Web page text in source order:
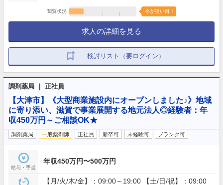
閲覧状況 今が狙い目！
求人の詳細を見る
検討リスト（要ログイン）
調剤薬局 ｜ 正社員
【大津市】《大型商業施設内にオープンしました♪》地域
に寄り添い、滋賀で事業展開する地元法人◎経験者：年
収450万円～ご相談OK★
調剤薬局 一般薬剤師 正社員 新卒可 未経験可 ブランク可
給与・手当
年収450万円〜500万円
【月/火/木/金】：09:00～19:00 【土/日/祝】：09:00